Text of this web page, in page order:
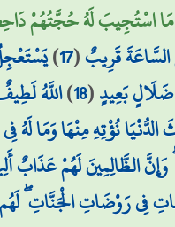
مَا اسْتُجِيبَ لَهُ حُجَّتُهُمْ
السَّاعَةَ قَرِيبٌ(
17
)
ضَلَالٍ بَعِيدٍ(
18
)اللَّهُ
نُؤْتِهِ مِنْهَا وَمَا لَهُ
الظَّالِمِينَ لَهُمْ عَذَابٌ
فِي رَوْضَاتِ الْجَنَّاتِ